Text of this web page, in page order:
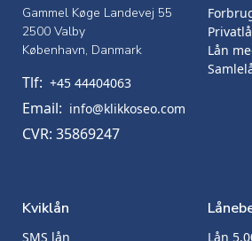
Gammel Køge Landevej 55
2500 Valby
København, Danmark
Tlf: +45 44404063
Email: info@klikkoseo.com
CVR: 35869247
Lån
Kviklån
SMS lån Lån